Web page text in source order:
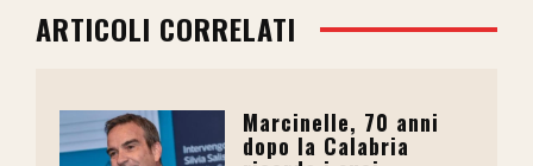
ARTICOLI CORRELATI
Marcinelle, 70 anni
dopo la Calabria